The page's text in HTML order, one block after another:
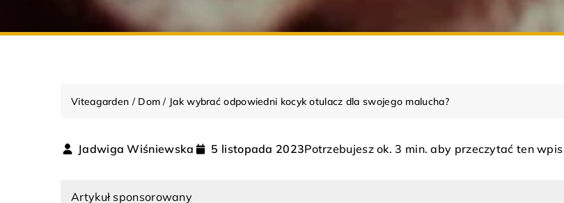
Viteagarden / Dom / Jak wybrać odpowiedni kocyk otulacz dla swojego malucha?
Jadwiga Wiśniewska 5 listopada 2023Potrzebujesz ok. 3 min. aby przeczytać ten wpis
Artykuł sponsorowany
RODZAJE ZIMOWE OGRODY RODZAJE RODZAJE